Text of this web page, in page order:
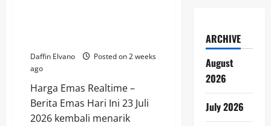
Daffin Elvano
Posted on 2 weeks
ago
Harga Emas Realtime –
Berita Emas Hari Ini 23 Juli
2026 kembali menarik
ARCHIVE
August
2026
July 2026